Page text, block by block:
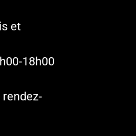
et
18h00
rendez-